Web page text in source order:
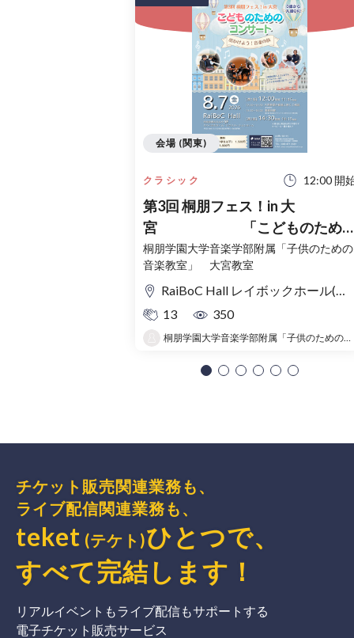
クラシック 12:00 開
第3回 桐朋フェス！in 大
宮 「こどものため
コンサート」〜出かけよう！音
の旅〜
桐朋学園大学音楽学部附属「子供のための
音楽教室」 大宮教室
RaiBoC Hall レイボックホール(市民会館おおみや) 5F リハーサルルーム・レクリエーションルーム
13
350
桐朋学園大学音楽学部附属「子供のための音楽教室 」大宮教室
会場 (関東)
チケット販売関連業務も、
ライブ配信関連業務も、
teket (テケト)ひとつで、
すべて完結 します ！
リアルイベントもライブ配信もサポートする
電子チケット販売サービス